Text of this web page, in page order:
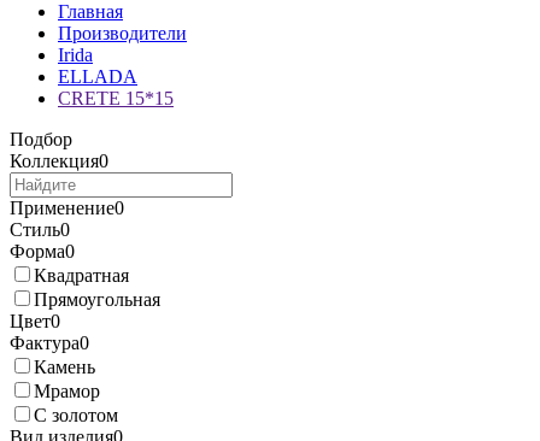
Главная
Производители
Irida
ELLADA
CRETE 15*15
Подбор
Коллекция0
Применение0
Стиль0
Форма0
Квадратная
Прямоугольная
Цвет0
Фактура0
Камень
Мрамор
С золотом
Вид изделия0